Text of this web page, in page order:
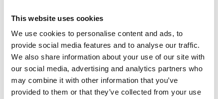
This website uses cookies
We use cookies to personalise content and ads, to
provide social media features and to analyse our traffic.
We also share information about your use of our site with
our social media, advertising and analytics partners who
may combine it with other information that you’ve
provided to them or that they’ve collected from your use
strato di saponina che la riveste e che
metterla in un pentolino e coprirla a filo di
acqua. Aggiungere un pizzichino-ino di sale,
portare a bollore e lessarla per 10 minuti, quindi
scolarla.
Portare a bollore il latte e la panna in un'altra